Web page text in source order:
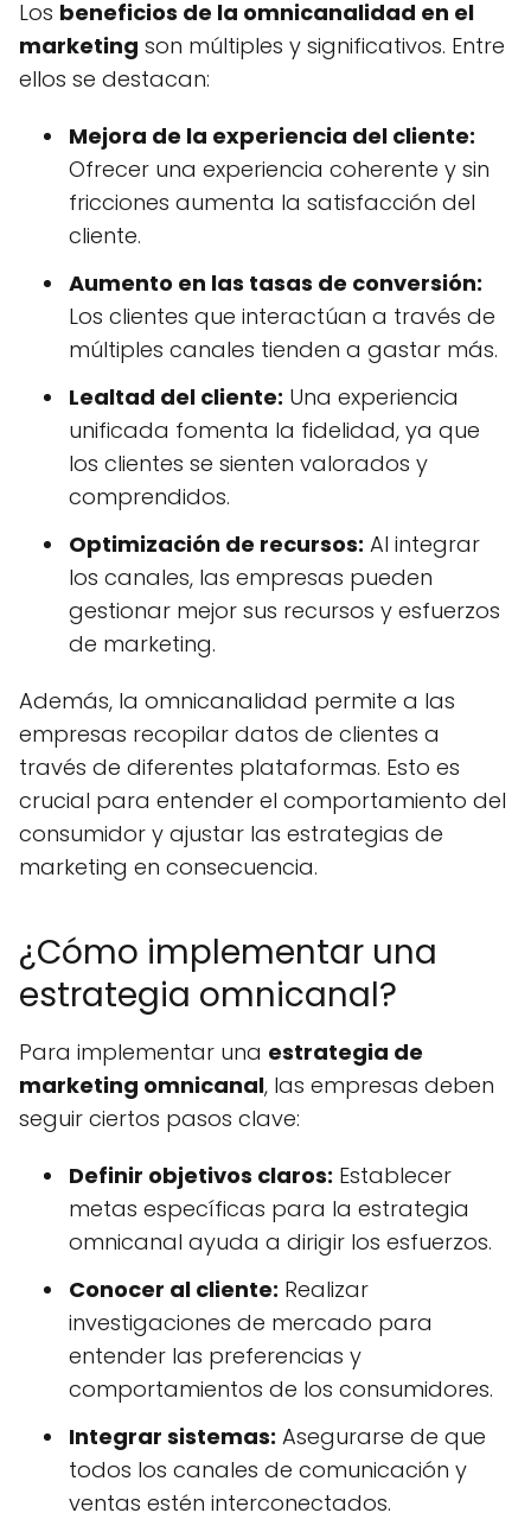
Los beneficios de la omnicanalidad en el
marketing son múltiples y significativos. Entre
ellos se destacan:
Mejora de la experiencia del cliente:
Ofrecer una experiencia coherente y sin
fricciones aumenta la satisfacción del
cliente.
Aumento en las tasas de conversión:
Los clientes que interactúan a través de
múltiples canales tienden a gastar más.
Lealtad del cliente: Una experiencia
unificada fomenta la fidelidad, ya que
los clientes se sienten valorados y
comprendidos.
Optimización de recursos: Al integrar
los canales, las empresas pueden
gestionar mejor sus recursos y esfuerzos
de marketing.
Además, la omnicanalidad permite a las
empresas recopilar datos de clientes a
través de diferentes plataformas. Esto es
crucial para entender el comportamiento del
consumidor y ajustar las estrategias de
marketing en consecuencia.
¿Cómo implementar una
estrategia omnicanal?
Para implementar una estrategia de
marketing omnicanal, las empresas deben
seguir ciertos pasos clave:
Definir objetivos claros: Establecer
metas específicas para la estrategia
omnicanal ayuda a dirigir los esfuerzos.
Conocer al cliente: Realizar
investigaciones de mercado para
entender las preferencias y
comportamientos de los consumidores.
Integrar sistemas: Asegurarse de que
todos los canales de comunicación y
ventas estén interconectados.